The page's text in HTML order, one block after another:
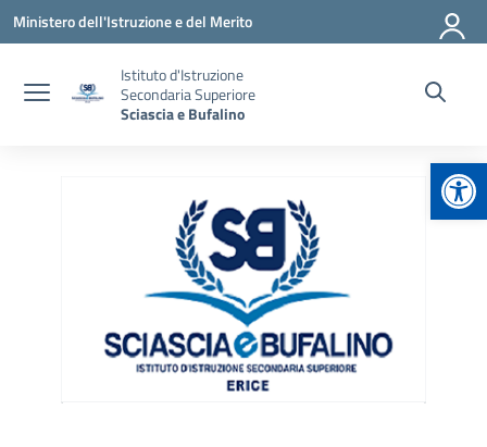
Vai ai contenuti
Vai al menu di navigazione
Vai al footer
Ministero dell'Istruzione e del Merito
Istituto d'Istruzione
Secondaria Superiore
Sciascia e Bufalino